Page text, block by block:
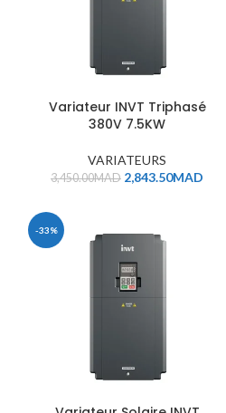
Variateur INVT Triphasé
380V 7.5KW
VARIATEURS
3,450.00MAD 2,843.50MAD
-33%